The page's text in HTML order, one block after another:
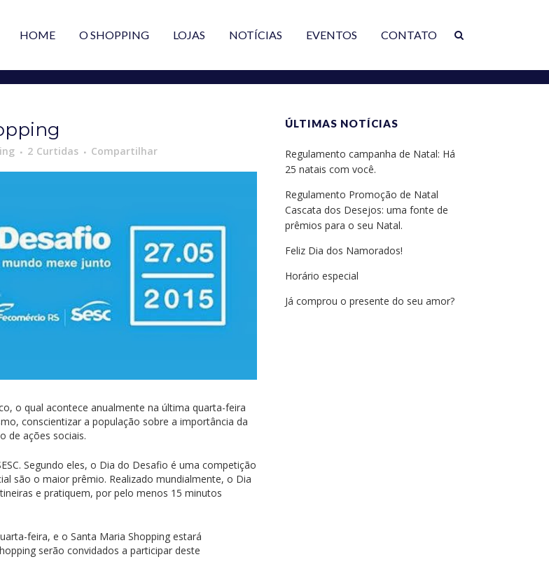
HOME O SHOPPING LOJAS NOTÍCIAS EVENTOS CONTATO
2 Curtidas Compartilhar
o qual acontece anualmente na última quarta-feira
conscientizar a população sobre a importância da
de ações sociais.
Segundo eles, o Dia do Desafio é uma competição
são o maior prêmio. Realizado mundialmente, o Dia
e pratiquem, por pelo menos 15 minutos
feira, e o Santa Maria Shopping estará
serão convidados a participar deste
ÚLTIMAS NOTÍCIAS
Regulamento campanha de Natal: Há
25 natais com você.
Regulamento Promoção de Natal
Cascata dos Desejos: uma fonte de
prêmios para o seu Natal.
Feliz Dia dos Namorados!
Horário especial
Já comprou o presente do seu amor?